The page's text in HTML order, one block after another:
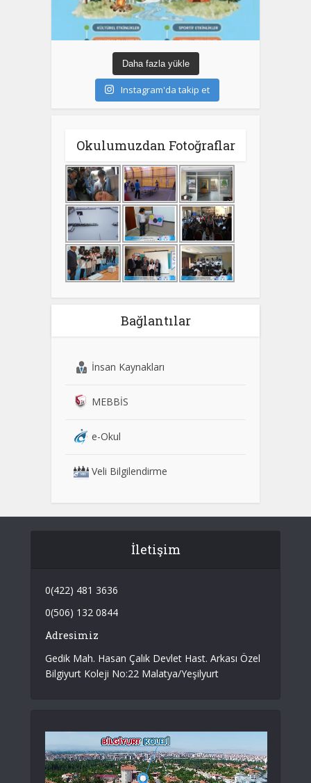
Daha fazla yükle
Instagram'da takip et
Okulumuzdan Fotoğraflar
Bağlantılar
İnsan Kaynakları
MEBBİS
e-Okul
Veli Bilgilendirme
İletişim
0(422) 481 3636
0(506) 132 0844
Adresimiz
Gedik Mah. Hasan Çalık Devlet Hast. Arkası Özel
Bilgiyurt Koleji No:22 Malatya/Yeşilyurt